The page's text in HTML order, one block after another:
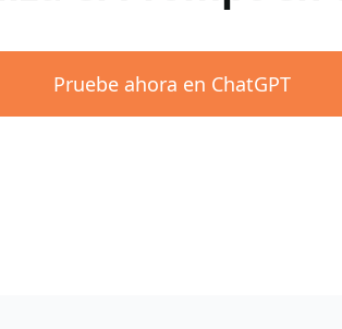
Pruebe ahora en ChatGPT